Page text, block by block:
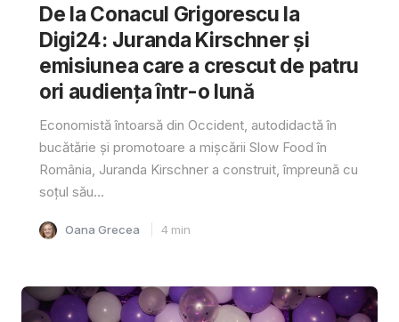
De la Conacul Grigorescu la
Digi24: Juranda Kirschner și
emisiunea care a crescut de patru
ori audiența într-o lună
Economistă întoarsă din Occident, autodidactă în
bucătărie și promotoare a mișcării Slow Food în
România, Juranda Kirschner a construit, împreună cu
soțul său...
Oana Grecea 4 min